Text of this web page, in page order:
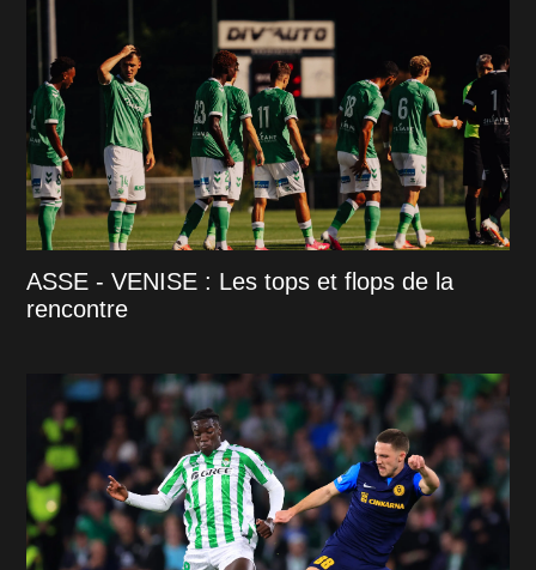
ASSE - VENISE : Les tops et flops de la
rencontre